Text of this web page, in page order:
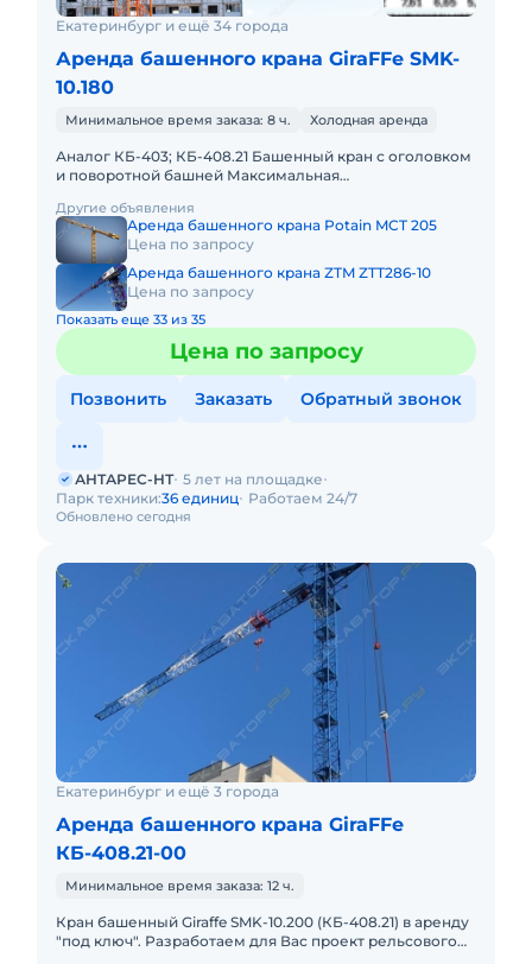
Екатеринбург и ещё 34 города
Аренда башенного крана GiraFFe SMK-
10.180
Минимальное время заказа: 8 ч. Холодная аренда
Аналог КБ-403; КБ-408.21 Башенный кран с оголовком
и поворотной башней Максимальная
максимальном вылете стре
Другие объявления
Аренда башенного крана Potain MCT 205
Цена по запросу
Аренда башенного крана ZTM ZTT286-10
Цена по запросу
Показать еще 33 из 35
Цена по запросу
Позвонить Заказать Обратный звонок
Обновлено сегодня
АНТАРЕС-НТ 5 лет на площадке
Парк техники:36 единиц Работаем 24/7
Екатеринбург и ещё 3 города
Аренда башенного крана GiraFFe
КБ-408.21-00
Минимальное время заказа: 12 ч.
Кран башенный Giraffe SMK-10.200 (КБ-408.21) в аренду
"под ключ". Разработаем для Вас проект рельсового